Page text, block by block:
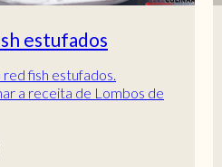
estufados
fish estufados.
a receita de Lombos de